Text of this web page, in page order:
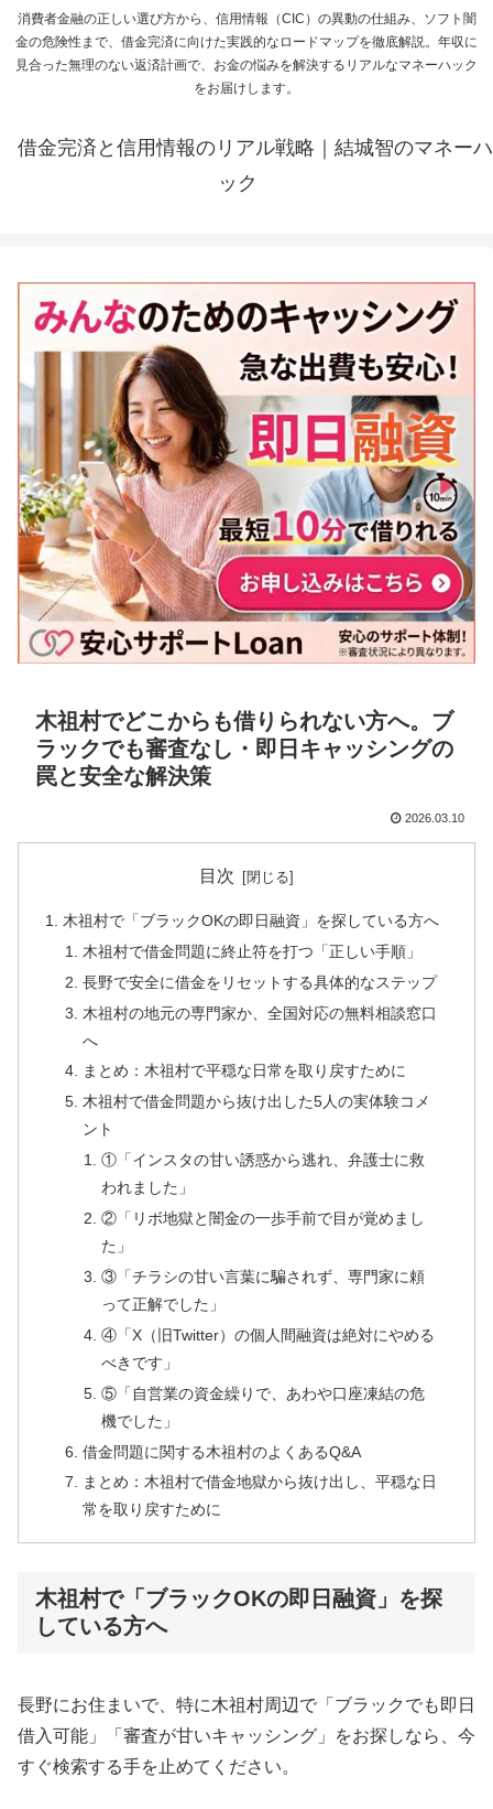
消費者金融の正しい選び方から、信用情報（CIC）の異動の仕組み、ソフト闇
金の危険性まで、借金完済に向けた実践的なロードマップを徹底解説。年収に
見合った無理のない返済計画で、お金の悩みを解決するリアルなマネーハック
をお届けします。
借金完済と信用情報のリアル戦略｜結城智のマネーハ
ック
木祖村でどこからも借りられない方へ。ブ
ラックでも審査なし・即日キャッシングの
罠と安全な解決策
2026.03.10
目次
木祖村で「ブラックOKの即日融資」を探している方へ
木祖村で借金問題に終止符を打つ「正しい手順」
長野で安全に借金をリセットする具体的なステップ
木祖村の地元の専門家か、全国対応の無料相談窓口
へ
まとめ：木祖村で平穏な日常を取り戻すために
木祖村で借金問題から抜け出した5人の実体験コメ
ント
①「インスタの甘い誘惑から逃れ、弁護士に救
われました」
②「リボ地獄と闇金の一歩手前で目が覚めまし
た」
③「チラシの甘い言葉に騙されず、専門家に頼
って正解でした」
④「X（旧Twitter）の個人間融資は絶対にやめる
べきです」
⑤「自営業の資金繰りで、あわや口座凍結の危
機でした」
借金問題に関する木祖村のよくあるQ&A
まとめ：木祖村で借金地獄から抜け出し、平穏な日
常を取り戻すために
木祖村で「ブラックOKの即日融資」を探
している方へ
長野にお住まいで、特に木祖村周辺で「ブラックでも即日
借入可能」「審査が甘いキャッシング」をお探しなら、今
すぐ検索する手を止めてください。